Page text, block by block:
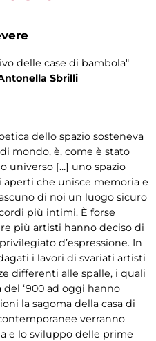
delle case di bambola"
Sbrilli
dello spazio sosteneva
mondo, è, come è stato
universo […] uno spazio
che unisce memoria e
di noi un luogo sicuro
più intimi. È forse
più artisti hanno deciso di
d’espressione. In
i lavori di svariati artisti
differenti alle spalle, i quali
‘900 ad oggi hanno
la sagoma della casa di
verranno
e lo sviluppo delle prime